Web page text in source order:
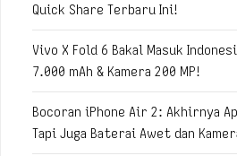
Quick Share Terbaru Ini!
Vivo X Fold 6 Bakal Masuk
7.000 mAh & Kamera 200 MP!
Bocoran iPhone Air 2: Akhirnya
Tapi Juga Baterai Awet dan